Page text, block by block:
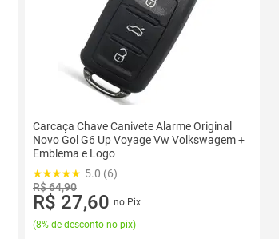
Carcaça Chave Canivete Alarme Original
Novo Gol G6 Up Voyage Vw Volkswagem +
Emblema e Logo
5.0 (6)
R$ 64,90
R$ 27,60 no Pix
(8% de desconto no pix)